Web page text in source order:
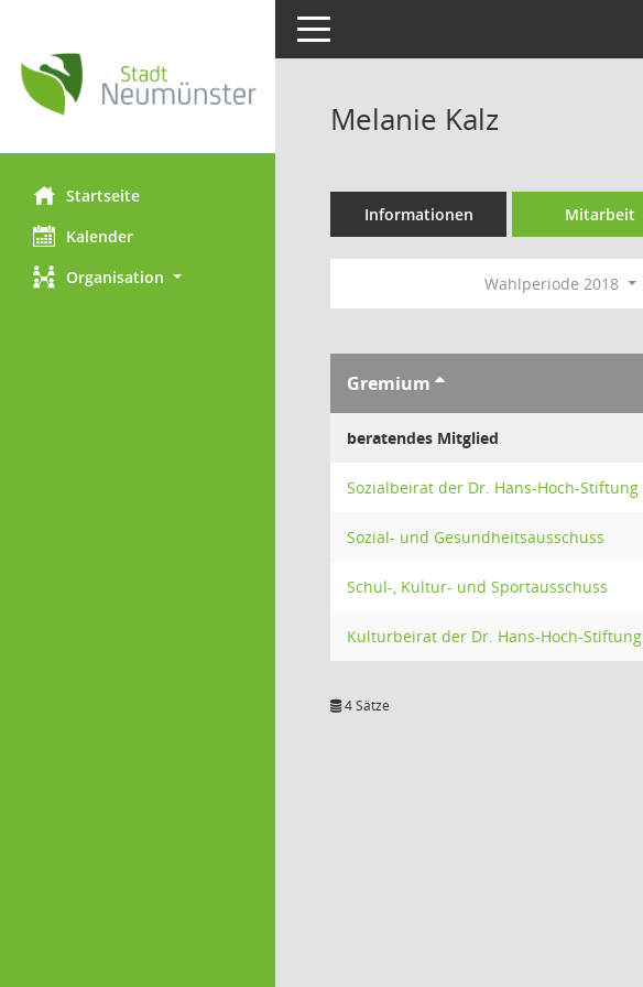
Startseite
Kalender
Organisation
Toggle navigation
Melanie Kalz
Informationen Mitarbeit
Wahlperiode 2018
Gremium
beratendes Mitglied
Sozialbeirat der Dr. Hans-Hoch-Stiftung
Sozial- und Gesundheitsausschuss
Schul-, Kultur- und Sportausschuss
Kulturbeirat der Dr. Hans-Hoch-Stiftung
4 Sätze